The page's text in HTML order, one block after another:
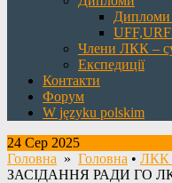
Члени ЛКК –
Експедиції
Контакти
Форум
W języku polskim
24 Сер 2025
Головна » Головна • ЛКК
ЗАСІДАННЯ РАДИ ГО